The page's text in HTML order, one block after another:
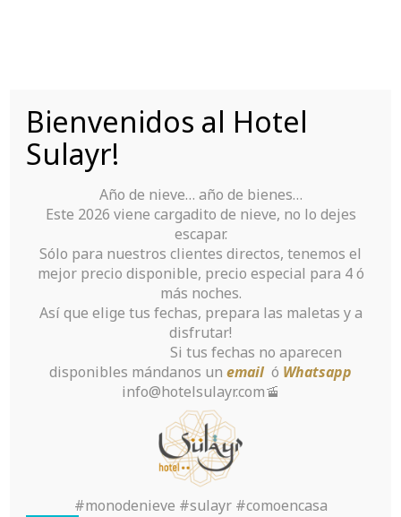
Tu Hotel para disfrutar de Sierra Nevada
Reservar
Inicio> Reservar
Bienvenidos al Hotel
Sulayr!
Año de nieve… año de bienes…
Este 2026 viene cargadito de nieve, no lo dejes
escapar.
Sólo para nuestros clientes directos, tenemos el
mejor precio disponible, precio especial para 4 ó
más noches.
Así que elige tus fechas, prepara las maletas y a
disfrutar!
Si tus fechas no aparecen
disponibles mándanos un emailó Whatsapp
info@hotelsulayr.com🚡
#monodenieve #sulayr #comoencasa